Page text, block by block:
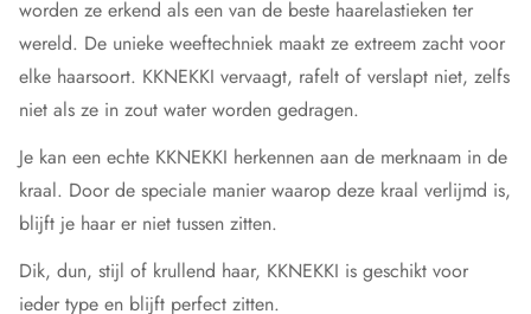
worden ze erkend als een van de beste haarelastieken ter
wereld. De unieke weeftechniek maakt ze extreem zacht voor
elke haarsoort. KKNEKKI vervaagt, rafelt of verslapt niet, zelfs
niet als ze in zout water worden gedragen.
Je kan een echte KKNEKKI herkennen aan de merknaam in de
kraal. Door de speciale manier waarop deze kraal verlijmd is,
blijft je haar er niet tussen zitten.
Dik, dun, stijl of krullend haar, KKNEKKI is geschikt voor
ieder type en blijft perfect zitten.